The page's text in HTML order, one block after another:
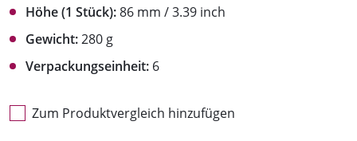
Höhe (1 Stück):86 mm / 3.39 inch
Gewicht:280 g
Verpackungseinheit: 6
Zum Produktvergleich hinzufügen